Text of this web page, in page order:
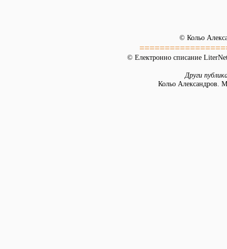
© Кольо
© Електронно списание
Други
Кольо Александров.